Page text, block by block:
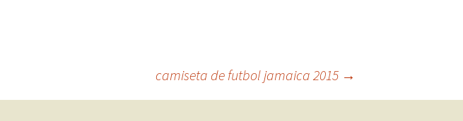
camiseta de futbol jamaica 2015 →